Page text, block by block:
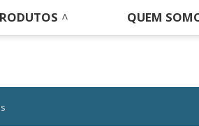
QUEM